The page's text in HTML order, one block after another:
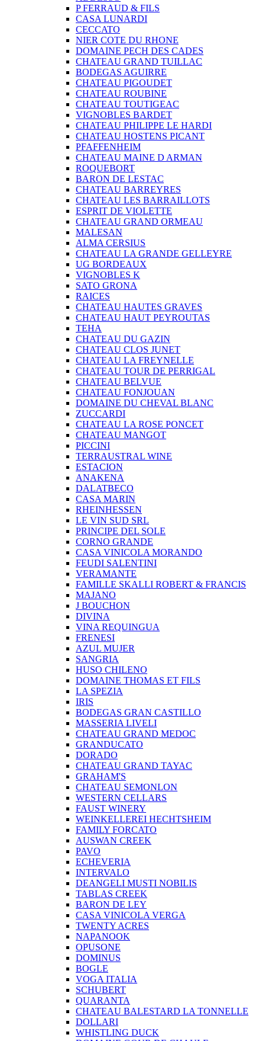
P FERRAUD & FILS
CASA LUNARDI
CECCATO
NIER COTE DU RHONE
DOMAINE PECH DES CADES
CHATEAU GRAND TUILLAC
BODEGAS AGUIRRE
CHATEAU PIGOUDET
CHATEAU ROUBINE
CHATEAU TOUTIGEAC
VIGNOBLES BARDET
CHATEAU PHILIPPE LE HARDI
CHATEAU HOSTENS PICANT
PFAFFENHEIM
CHATEAU MAINE D ARMAN
ROQUEBORT
BARON DE LESTAC
CHATEAU BARREYRES
CHATEAU LES BARRAILLOTS
ESPRIT DE VIOLETTE
CHATEAU GRAND ORMEAU
MALESAN
ALMA CERSIUS
CHATEAU LA GRANDE GELLEYRE
UG BORDEAUX
VIGNOBLES K
SATO GRONA
RAICES
CHATEAU HAUTES GRAVES
CHATEAU HAUT PEYROUTAS
TEHA
CHATEAU DU GAZIN
CHATEAU CLOS JUNET
CHATEAU LA FREYNELLE
CHATEAU TOUR DE PERRIGAL
CHATEAU BELVUE
CHATEAU FONJOUAN
DOMAINE DU CHEVAL BLANC
ZUCCARDI
CHATEAU LA ROSE PONCET
CHATEAU MANGOT
PICCINI
TERRAUSTRAL WINE
ESTACION
ANAKENA
DALATBECO
CASA MARIN
RHEINHESSEN
LE VIN SUD SRL
PRINCIPE DEL SOLE
CORNO GRANDE
CASA VINICOLA MORANDO
FEUDI SALENTINI
VERAMANTE
FAMILLE SKALLI ROBERT & FRANCIS
MAJANO
J BOUCHON
DIVINA
VINA REQUINGUA
FRENESI
AZUL MUJER
SANGRIA
HUSO CHILENO
DOMAINE THOMAS ET FILS
LA SPEZIA
IRIS
BODEGAS GRAN CASTILLO
MASSERIA LIVELI
CHATEAU GRAND MEDOC
GRANDUCATO
DORADO
CHATEAU GRAND TAYAC
GRAHAM'S
CHATEAU SEMONLON
WESTERN CELLARS
FAUST WINERY
WEINKELLEREI HECHTSHEIM
FAMILY FORCATO
AUSWAN CREEK
PAVO
ECHEVERIA
INTERVALO
DEANGELI MUSTI NOBILIS
TABLAS CREEK
BARON DE LEY
CASA VINICOLA VERGA
TWENTY ACRES
NAPANOOK
OPUSONE
DOMINUS
BOGLE
VOGA ITALIA
SCHUBERT
QUARANTA
CHATEAU BALESTARD LA TONNELLE
DOLLARI
WHISTLING DUCK